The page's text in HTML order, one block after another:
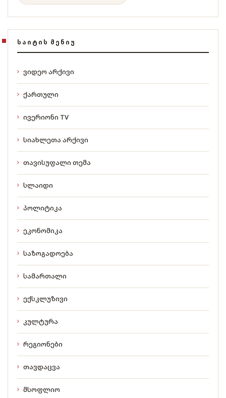
ᲡᲐᲘᲢᲘᲡ ᲛᲔᲜᲘᲣ
ვიდეო არქივი
ქართული
ივერიონი TV
სიახლეთა არქივი
თავისუფალი თემა
სლაიდი
პოლიტიკა
ეკონომიკა
საზოგადოება
სამართალი
ექსკლუზივი
კულტურა
რეგიონები
თავდაცვა
მსოფლიო